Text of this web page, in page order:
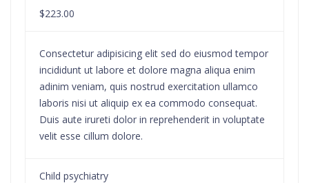
$223.00
Consectetur adipisicing elit sed do eiusmod tempor
incididunt ut labore et dolore magna aliqua enim
adinim veniam, quis nostrud exercitation ullamco
laboris nisi ut aliquip ex ea commodo consequat.
Duis aute irureti dolor in reprehenderit in voluptate
velit esse cillum dolore.
Child psychiatry